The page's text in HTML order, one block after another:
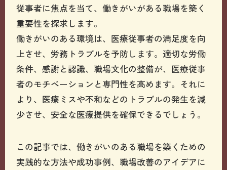
従事者に焦点を当て、働きがいがある職場を築く
重要性を探求します。
働きがいのある環境は、医療従事者の満足度を向
上させ、労務トラブルを予防します。適切な労働
条件、感謝と認識、職場文化の整備が、医療従事
者のモチベーションと専門性を高めます。それに
より、医療ミスや不和などのトラブルの発生を減
少させ、安全な医療提供を確保できるでしょう。
この記事では、働きがいのある職場を築くための
実践的な方法や成功事例、職場改善のアイデアに